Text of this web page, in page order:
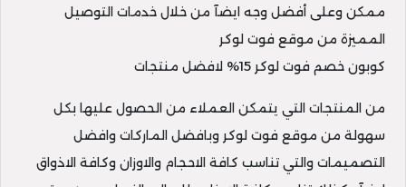
ممكن وعلى أفضل وجه ايضآ من خلال خدمات التوصيل
المميزة من موقع فوت لوكر
كوبون خصم فوت لوكر 15% لافضل منتجات
من المنتجات التي يتمكن العملاء من الحصول عليها بكل
سهولة من موقع فوت لوكر وبافضل الماركات وافضل
التصميمات والتي تناسب كافة الاحجام والاوزان وكافة الاذواق